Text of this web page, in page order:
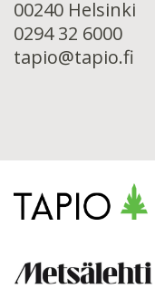
00240 Helsinki
0294 32 6000
tapio@tapio.fi